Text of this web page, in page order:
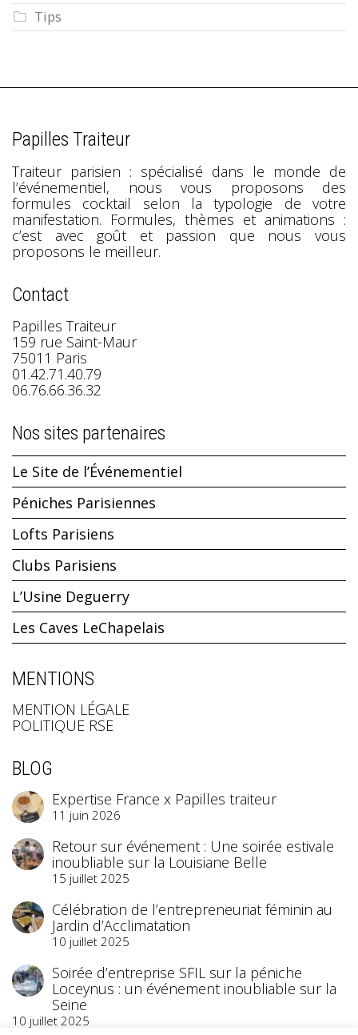
Tips
Papilles Traiteur
Traiteur parisien : spécialisé dans le monde de
l’événementiel, nous vous proposons des
formules cocktail selon la typologie de votre
manifestation. Formules, thèmes et animations :
c’est avec goût et passion que nous vous
proposons le meilleur.
Contact
Papilles Traiteur
159 rue Saint-Maur
75011 Paris
01.42.71.40.79
06.76.66.36.32
Nos sites partenaires
Le Site de l’Événementiel
Péniches Parisiennes
Lofts Parisiens
Clubs Parisiens
L’Usine Deguerry
Les Caves LeChapelais
MENTIONS
MENTION LÉGALE
POLITIQUE RSE
BLOG
Expertise France x Papilles traiteur
11 juin 2026
Retour sur événement : Une soirée estivale
inoubliable sur la Louisiane Belle
15 juillet 2025
Célébration de l’entrepreneuriat féminin au
Jardin d’Acclimatation
10 juillet 2025
Soirée d’entreprise SFIL sur la péniche
Loceynus : un événement inoubliable sur la
Seine
10 juillet 2025